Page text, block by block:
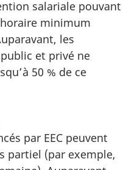
salariale pouvant
minimum
les
et privé ne
50 % de ce
par EEC peuvent
partiel (par exemple,